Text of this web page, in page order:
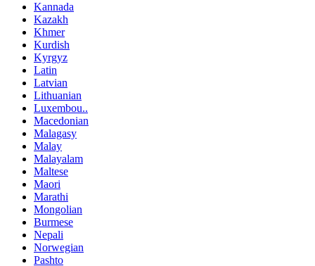
Kannada
Kazakh
Khmer
Kurdish
Kyrgyz
Latin
Latvian
Lithuanian
Luxembou..
Macedonian
Malagasy
Malay
Malayalam
Maltese
Maori
Marathi
Mongolian
Burmese
Nepali
Norwegian
Pashto